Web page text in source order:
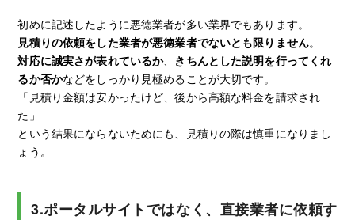
初めに記述したように悪徳業者が多い業界でもあります。
見積りの依頼をした業者が悪徳業者でないとも限りません。
対応に誠実さが表れているか、 きちんとした説明を行ってくれ
るか否かなどをしっかり見極めることが大切です。
「見積り金額は安かったけど、後から高額な料金を請求され
た」
という結果にならないためにも、見積りの際は慎重になりまし
ょう。
3.ポータルサイトではなく、直接業者に依頼す